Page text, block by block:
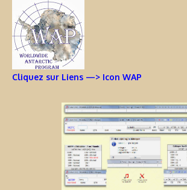
Cliquez sur Liens —> Icon WAP